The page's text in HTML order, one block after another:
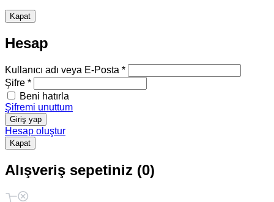
Kapat
Hesap
Kullanıcı adı veya E-Posta *
Şifre *
Beni hatırla
Şifremi unuttum
Giriş yap
Hesap oluştur
Kapat
Alışveriş sepetiniz (0)